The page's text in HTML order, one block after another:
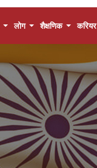
लोग शैक्षणिक करियर